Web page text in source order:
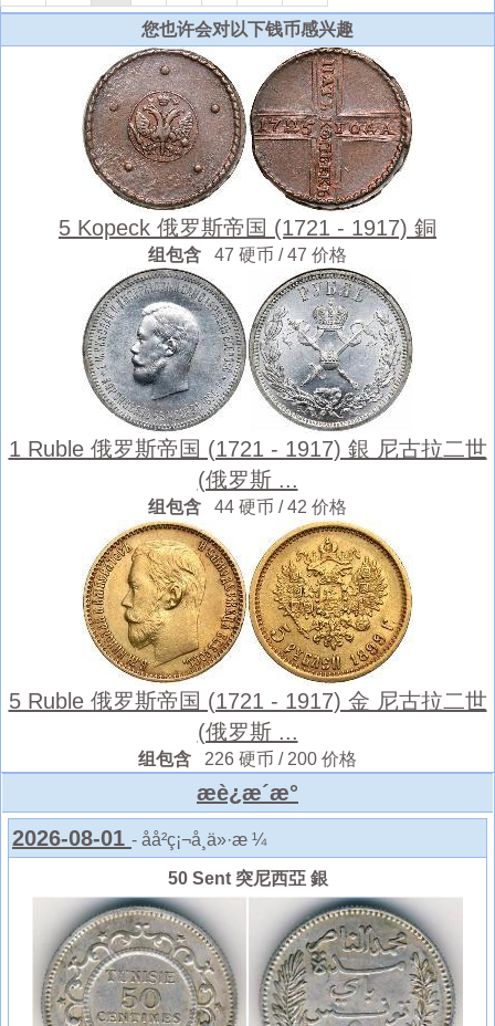
您也许会对以下钱币感兴趣
5 Kopeck 俄罗斯帝国 (1721 - 1917) 銅
组包含 47 硬币 / 47 价格
1 Ruble 俄罗斯帝国 (1721 - 1917) 銀 尼古拉二世
(俄罗斯 ...
组包含 44 硬币 / 42 价格
5 Ruble 俄罗斯帝国 (1721 - 1917) 金 尼古拉二世
(俄罗斯 ...
组包含 226 硬币 / 200 价格
æè¿æ´æ°
2026-08-01 - åå²ç¡¬å¸ä»·æ ¼
50 Sent 突尼西亞 銀